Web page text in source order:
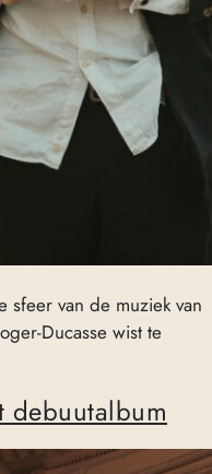
sfeer van de muziek van
Ducasse wist te
debuutalbum